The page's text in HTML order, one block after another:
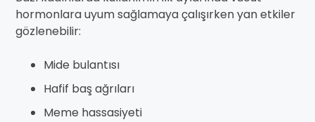
hormonlara uyum sağlamaya çalışırken yan etkiler
gözlenebilir:
Mide bulantısı
Hafif baş ağrıları
Meme hassasiyeti